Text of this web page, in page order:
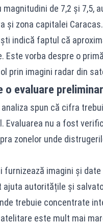
magnitudini de 7,2 și 7,5,
și zona capitalei Caracas.
indică faptul că
vorba despre o
prin imagini radar din
o evaluare
spun că cifra
Evaluarea nu a fost
zonelor unde
furnizează imagini și
autoritățile și
trebuie concentrate
este mult mai